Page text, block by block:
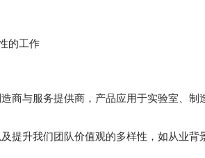
的工作
商与服务提供商，产品应用于实验室、制
提升我们团队价值观的多样性，如从业